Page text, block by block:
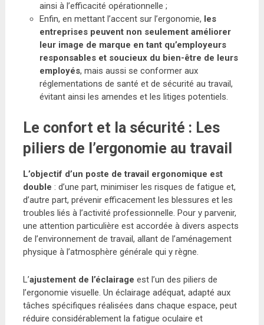
ainsi à l’efficacité opérationnelle ;
Enfin, en mettant l’accent sur l’ergonomie, les
entreprises peuvent non seulement améliorer
leur image de marque en tant qu’employeurs
responsables et soucieux du bien-être de leurs
employés, mais aussi se conformer aux
réglementations de santé et de sécurité au travail,
évitant ainsi les amendes et les litiges potentiels.
Le confort et la sécurité : Les
piliers de l’ergonomie au travail
L’objectif d’un poste de travail ergonomique est
double : d’une part, minimiser les risques de fatigue et,
d’autre part, prévenir efficacement les blessures et les
troubles liés à l’activité professionnelle. Pour y parvenir,
une attention particulière est accordée à divers aspects
de l’environnement de travail, allant de l’aménagement
physique à l’atmosphère générale qui y règne.
L’ajustement de l’éclairage est l’un des piliers de
l’ergonomie visuelle. Un éclairage adéquat, adapté aux
tâches spécifiques réalisées dans chaque espace, peut
réduire considérablement la fatigue oculaire et